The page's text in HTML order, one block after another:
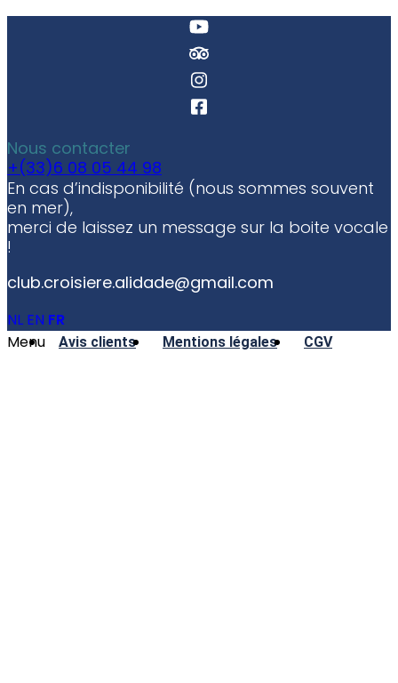
Nous contacter
+(33)6 08 05 44 98
En cas d’indisponibilité (nous sommes souvent
en mer),
merci de laissez un message sur la boite vocale
!
club.croisiere.alidade@gmail.com
NL EN FR
Menu
Avis clients Mentions légales CGV